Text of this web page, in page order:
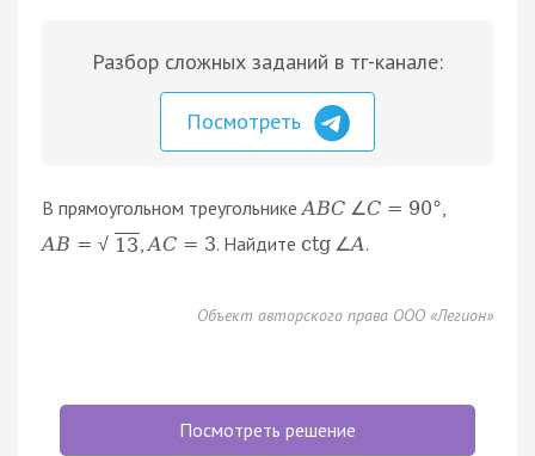
Разбор сложных заданий в тг-канале:
Посмотреть
В прямоугольном треугольнике ABC ∠C = 90°
AB = √ 13 ,AC = 3. Найдитеctg ∠A.
Объект авторского права ООО «Легион»
Посмотреть решение